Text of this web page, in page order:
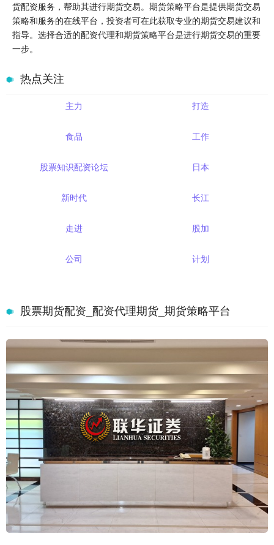
货配资服务，帮助其进行期货交易。期货策略平台是提供期货交易
策略和服务的在线平台，投资者可在此获取专业的期货交易建议和
指导。选择合适的配资代理和期货策略平台是进行期货交易的重要
一步。
热点关注
主力 打造
食品 工作
股票知识配资论坛 日本
新时代 长江
走进 股加
公司 计划
股票期货配资_配资代理期货_期货策略平台